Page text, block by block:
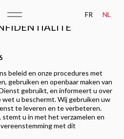
TEAM
CAMPAGNES
FR NL
beleid en onze procedures met
gebruiken en openbaar maken van
gebruikt, en informeert u over
u beschermt. Wij gebruiken uw
te leveren en te verbeteren.
u in met het verzamelen en
met dit